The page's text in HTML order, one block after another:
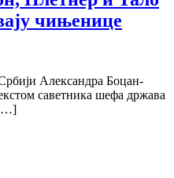
чињенице
Александра Боцан-
саветника шефа држава
[…]